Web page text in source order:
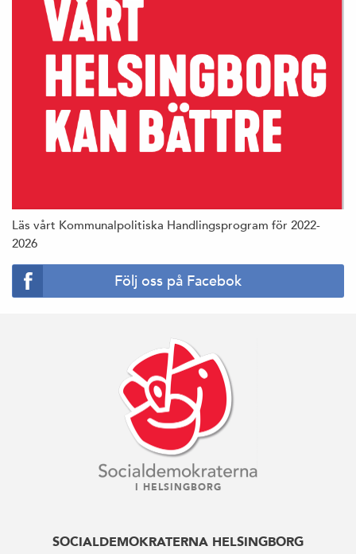
Läs vårt Kommunalpolitiska Handlingsprogram för 2022-
2026
Följ oss på Facebok
I HELSINGBORG
SOCIALDEMOKRATERNA HELSINGBORG